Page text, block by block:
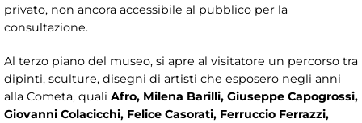
privato, non ancora accessibile al pubblico per la
consultazione.
Al terzo piano del museo, si apre al visitatore un percorso tra
dipinti, sculture, disegni di artisti che esposero negli anni
alla Cometa, quali Afro, Milena Barilli, Giuseppe Capogrossi,
Giovanni Colacicchi, Felice Casorati, Ferruccio Ferrazzi,